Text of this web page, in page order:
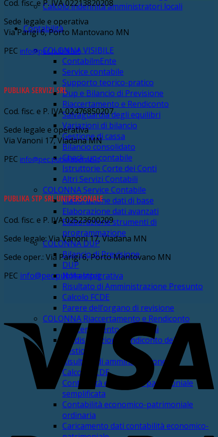
Calcolo indennità amministratori locali
Contabilità
COLONNA VISIBILE
ContabilmEnte
Service contabile
Supporto teorico-pratico
Dup e Bilancio di Previsione
Riaccertamento e Rendiconto
Salvaguardia degli equilibri
Variazioni di bilancio
Gestione di cassa
Bilancio consolidato
Check-up contabile
Istruttorie Corte dei Conti
Altri Servizi Contabili
COLONNA Service Contabile
Elaborazione dati di base
Elaborazione dati avanzati
Elaborazione strumenti di
programmazione
COLONNA DUP
Bilancio di Previsione
DUP
Nota Integrativa
Risultato di Amministrazione Presunto
Calcolo FCDE
Parere dell’organo di revisione
COLONNA Riaccertamento e Rendiconto
Riaccertamento dei residui
Predisposizione rendiconto della
gestione
Risultato di amministrazione
Calcolo FCDE
Contabilità economico-patrimoniale
semplificata
Contabilità economico-patrimoniale
ordinaria
Caricamento dati contabilità economico-
Cod. fisc. e P. IVA 02213820208
Sede legale e operativa
Via Parigi 6, Porto Mantovano MN
PEC info@pec.publika.it
PUBLIKA SERVIZI SRL
Cod. fisc. e P. IVA 02476850207
Sede legale e operativa
Via Vanoni 17, Viadana MN
PEC info@pec.publikaservizi.it
PUBLIKA STP SRL UNIPERSONALE
Cod. fisc. e P. IVA 02523600209
Sede legale: Via Vanoni 17, Viadana MN
Sede oper.: Via Parigi 6, Porto Mantovano MN
PEC info@pec.publikastp.it